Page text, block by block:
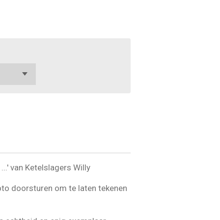
van Ketelslagers Willy
doorsturen om te laten tekenen